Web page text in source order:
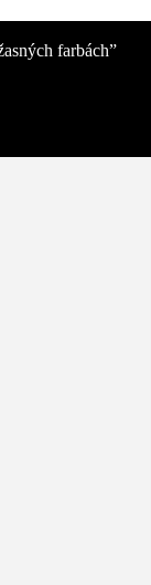
farbách”